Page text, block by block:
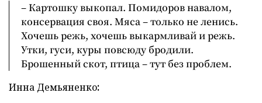
– Картошку выкопал. Помидоров навалом,
консервация своя. Мяса – только не ленись.
Хочешь режь, хочешь выкармливай и режь.
Утки, гуси, куры повсюду бродили.
Брошенный скот, птица – тут без проблем.
Инна Демьяненко: